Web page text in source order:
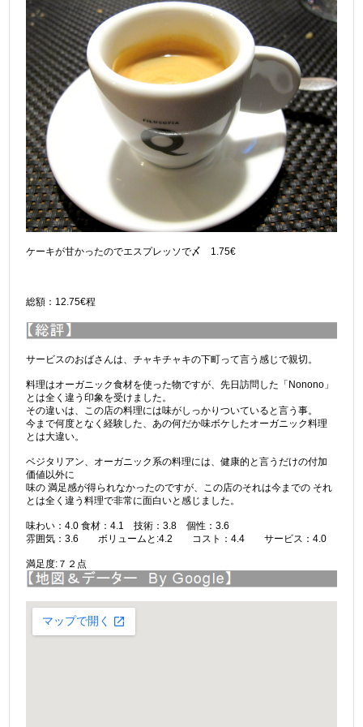
ケーキが甘かったのでエスプレッソで〆 1.75€
総額：12.75€程
サービスのおばさんは、チャキチャキの下町って言う感じで親切。
料理はオーガニック食材を使った物ですが、先日訪問した「Nonono」
とは全く違う印象を受けました。
その違いは、この店の料理には味がしっかりついていると言う事。
今まで何度となく経験した、あの何だか味ボケしたオーガニック料理
とは大違い。
ベジタリアン、オーガニック系の料理には、健康的と言うだけの付加
価値以外に
味の 満足感が得られなかったのですが、この店のそれは今までの それ
とは全く違う料理で非常に面白いと感じました。
味わい：4.0 食材：4.1 技術：3.8 個性：3.6
雰囲気：3.6 ボリュームと:4.2 コスト：4.4 サービス：4.0
満足度:７２点